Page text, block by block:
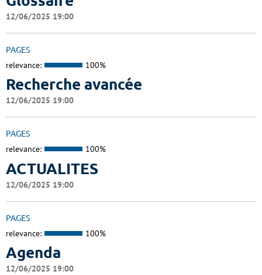
12/06/2025 19:00
PAGES
relevance: 100%
Recherche avancée
12/06/2025 19:00
PAGES
relevance: 100%
ACTUALITES
12/06/2025 19:00
PAGES
relevance: 100%
Agenda
12/06/2025 19:00